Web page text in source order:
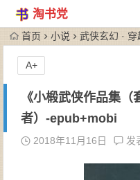
淘书党
首页 小说 武侠玄幻 ·
《小椴武侠作品集
者）-epub+mobi
2018年11月16日 发
A+